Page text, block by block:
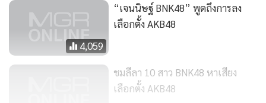
ที่น่ารัก คอยสอดส่องดูแลเช่นกัน
4,059
“เจนนิษฐ์ BNK48” พูดถึงการลง
เลือกตั้ง AKB48
ชมลีลา 10 สาว BNK48 หาเสียง
เลือกตั้ง AKB48